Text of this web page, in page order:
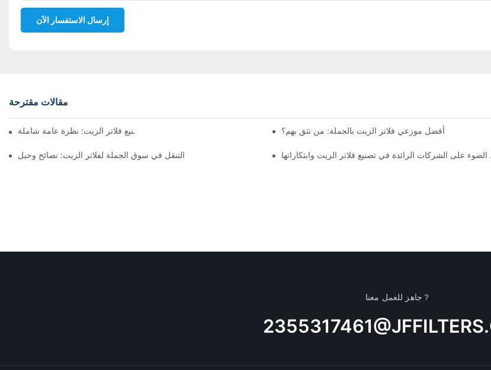
إرسال الاستفسار الآن
مقالات مقترحة
أفضل شركات تصنيع فلاتر الزيت: نظرة عامة شاملة أفضل موزعي فلاتر الزيت بالجملة: من تثق بهم؟
التنقل في سوق الجملة لفلاتر الزيت: نصائح وحيل على الشركات الرائدة في تصنيع فلاتر الزيت وابتكاراتها
جاهز للعمل معنا？